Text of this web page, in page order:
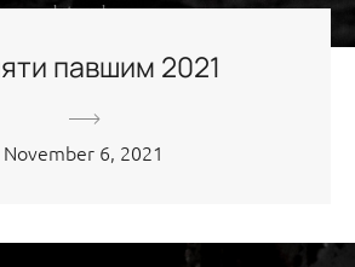
павшим 2021
November 6, 2021